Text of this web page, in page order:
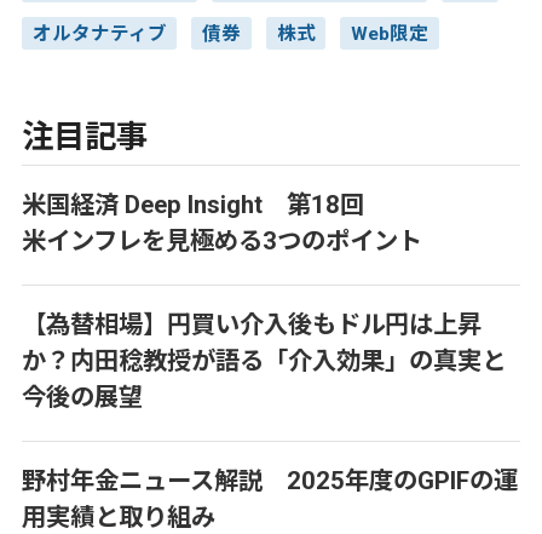
オルタナティブ 債券 株式 Web限定
注目記事
米国経済 Deep Insight 第18回
米インフレを見極める3つのポイント
【為替相場】円買い介入後もドル円は上昇
か？内田稔教授が語る「介入効果」の真実と
今後の展望
野村年金ニュース解説 2025年度のGPIFの運
用実績と取り組み